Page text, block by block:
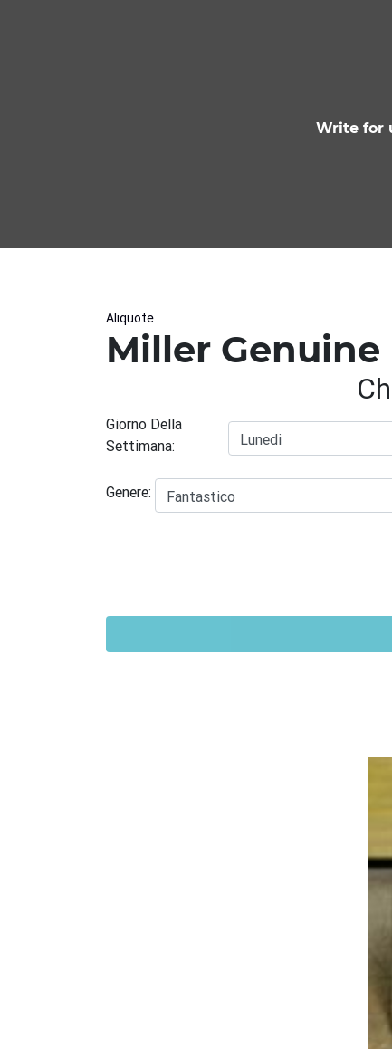
Write for
Aliquote
Miller
Giorno Della
Settimana:
Genere: